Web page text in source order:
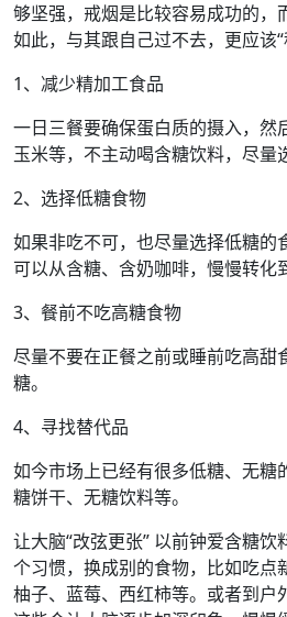
够坚强，戒烟是比较容易成功的，
如此，与其跟自己过不去，更应该“
1、减少精加工食品
一日三餐要确保蛋白质的摄入，然
玉米等，不主动喝含糖饮料，尽量
2、选择低糖食物
如果非吃不可，也尽量选择低糖的
可以从含糖、含奶咖啡，慢慢转化
3、餐前不吃高糖食物
尽量不要在正餐之前或睡前吃高甜
糖。
4、寻找替代品
如今市场上已经有很多低糖、无糖
糖饼干、无糖饮料等。
让大脑“改弦更张” 以前钟爱含糖
个习惯，换成别的食物，比如吃点
柚子、蓝莓、西红柿等。或者到户